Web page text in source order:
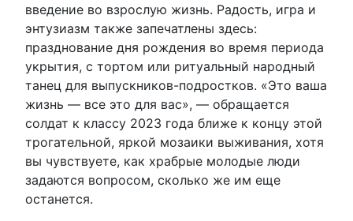
введение во взрослую жизнь. Радость, игра и
энтузиазм также запечатлены здесь:
празднование дня рождения во время периода
укрытия, с тортом или ритуальный народный
танец для выпускников-подростков. «Это ваша
жизнь — все это для вас», — обращается
солдат к классу 2023 года ближе к концу этой
трогательной, яркой мозаики выживания, хотя
вы чувствуете, как храбрые молодые люди
задаются вопросом, сколько же им еще
останется.